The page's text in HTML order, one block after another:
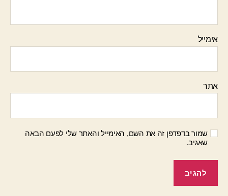
אימייל
אתר
שמור בדפדפן זה את השם, האימייל והאתר שלי לפעם הבאה
שאגיב.